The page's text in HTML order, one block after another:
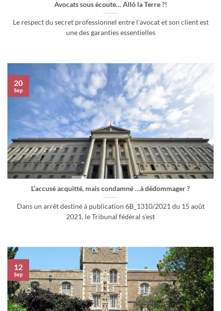
Avocats sous écoute… Allô la Terre ?!
Le respect du secret professionnel entre l’avocat et son client est
une des garanties essentielles
L’accusé acquitté, mais condamné …à dédommager ?
Dans un arrêt destiné à publication 6B_1310/2021 du 15 août
2021, le Tribunal fédéral s’est
20
Sep
12
Sep